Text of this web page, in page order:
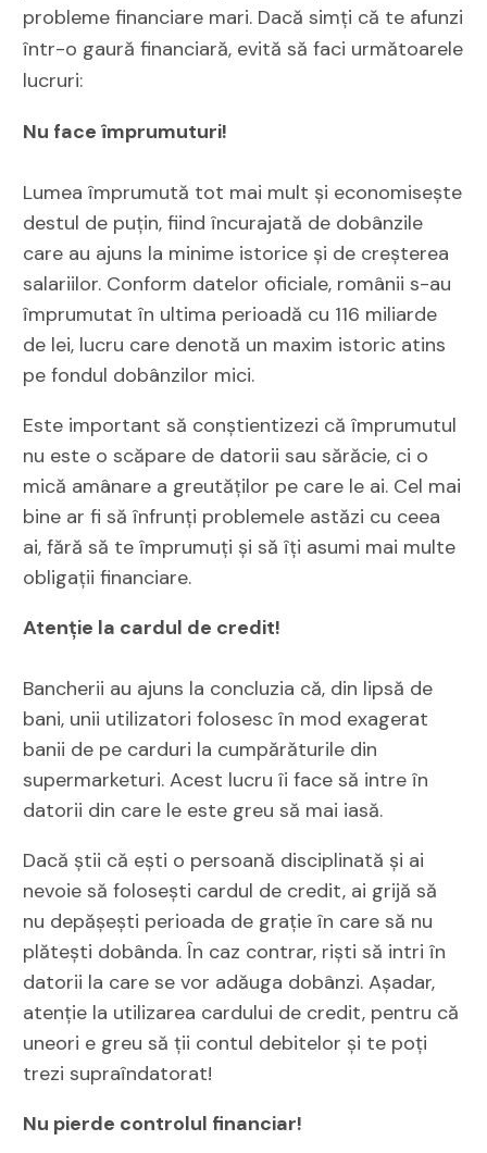
probleme financiare mari. Dacă simți că te afunzi
într-o gaură financiară, evită să faci următoarele
lucruri:
Nu face împrumuturi!
Lumea împrumută tot mai mult și economisește
destul de puțin, fiind încurajată de dobânzile
care au ajuns la minime istorice şi de creşterea
salariilor. Conform datelor oficiale, românii s-au
împrumutat în ultima perioadă cu 116 miliarde
de lei, lucru care denotă un maxim istoric atins
pe fondul dobânzilor mici.
Este important să conștientizezi că împrumutul
nu este o scăpare de datorii sau sărăcie, ci o
mică amânare a greutăților pe care le ai. Cel mai
bine ar fi să înfrunți problemele astăzi cu ceea
ai, fără să te împrumuți și să îți asumi mai multe
obligații financiare.
Atenție la cardul de credit!
Bancherii au ajuns la concluzia că, din lipsă de
bani, unii utilizatori folosesc în mod exagerat
banii de pe carduri la cumpărăturile din
supermarketuri. Acest lucru îi face să intre în
datorii din care le este greu să mai iasă.
Dacă știi că ești o persoană disciplinată și ai
nevoie să folosești cardul de credit, ai grijă să
nu depășești perioada de grație în care să nu
plătești dobânda. În caz contrar, riști să intri în
datorii la care se vor adăuga dobânzi. Așadar,
atenție la utilizarea cardului de credit, pentru că
uneori e greu să ții contul debitelor și te poți
trezi supraîndatorat!
Nu pierde controlul financiar!